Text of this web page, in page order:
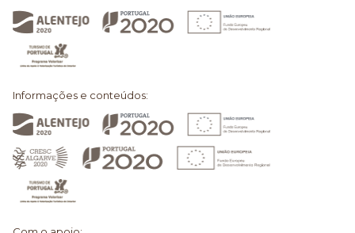
Informações e conteúdos: